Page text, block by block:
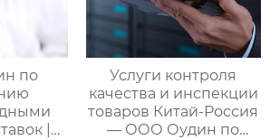
по
|
Услуги контроля
качества и инспекции
товаров Китай-Россия
— ООО Оудин по